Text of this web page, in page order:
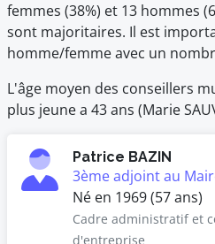
femmes (38%) et 13 hommes
sont majoritaires. Il est
homme/femme avec un
L'âge moyen des conseillers
plus jeune a 43 ans (Marie
Patrice BAZIN
3ème adjoint au
Né en 1969 (57 ans)
Cadre administratif et
d'entreprise